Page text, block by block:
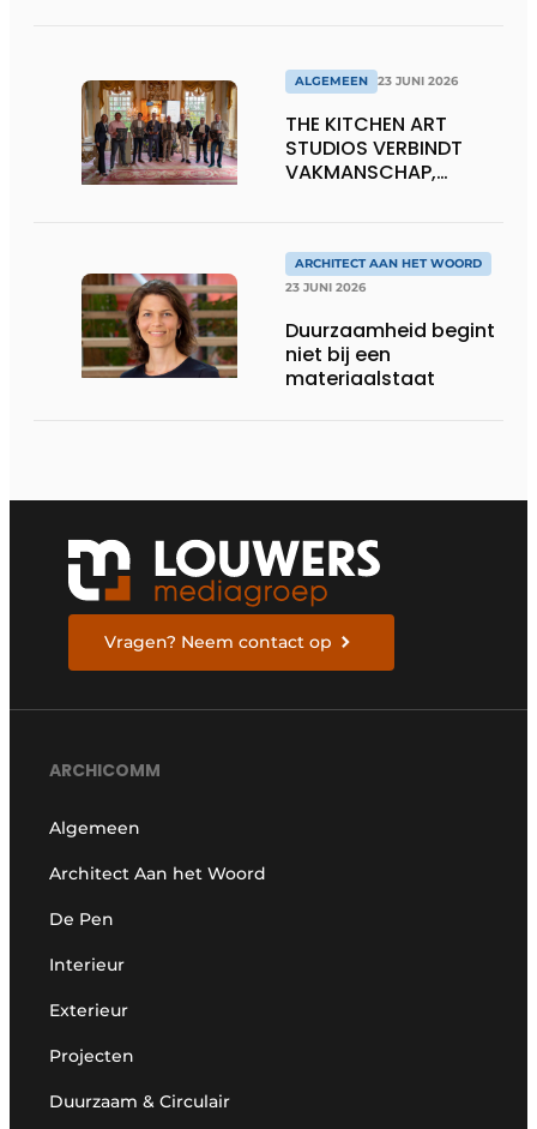
ALGEMEEN 23 JUNI 2026
THE KITCHEN ART
STUDIOS VERBINDT
VAKMANSCHAP,
TOEKOMST
ARCHITECT AAN HET WOORD
23 JUNI 2026
Duurzaamheid begint
niet bij een
materiaalstaat
Vragen? Neem contact op
ARCHICOMM
Algemeen
Architect Aan het Woord
De Pen
Interieur
Exterieur
Projecten
Duurzaam & Circulair